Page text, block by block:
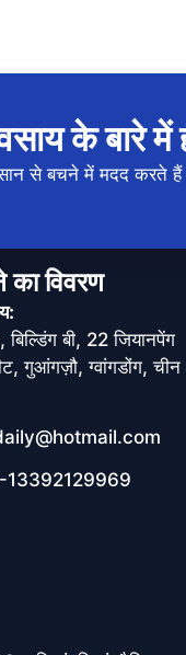
के बारे में
से बचने में मदद करते हैं
का विवरण
बी, 22 जियानपेंग
गुआंगज़ौ, ग्वांगडोंग, चीन
13392129969